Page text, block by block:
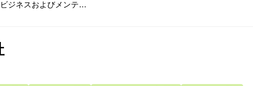
ジネスおよびメンテ…